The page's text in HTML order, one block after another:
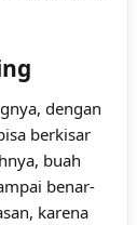
dengan
berkisar
buah
benar-
karena